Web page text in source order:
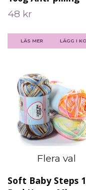
48 kr
LÄS MER LÄGG I
Flera val
Soft Baby Steps